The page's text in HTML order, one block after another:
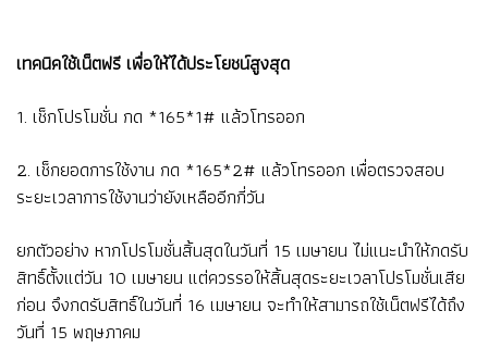
เทคนิคใช้เน็ตฟรี เพื่อให้ได้ประโยชน์สูงสุด
1. เช็กโปรโมชั่น กด *165*1# แล้วโทรออก
2. เช็กยอดการใช้งาน กด *165*2# แล้วโทรออก เพื่อตรวจสอบ
ระยะเวลาการใช้งานว่ายังเหลืออีกกี่วัน
ยกตัวอย่าง หากโปรโมชั่นสิ้นสุดในวันที่ 15 เมษายน ไม่แนะนำให้กดรับ
สิทธิ์ตั้งแต่วัน 10 เมษายน แต่ควรรอให้สิ้นสุดระยะเวลาโปรโมชั่นเสีย
ก่อน จึงกดรับสิทธิ์ในวันที่ 16 เมษายน จะทำให้สามารถใช้เน็ตฟรีได้ถึง
วันที่ 15 พฤษภาคม